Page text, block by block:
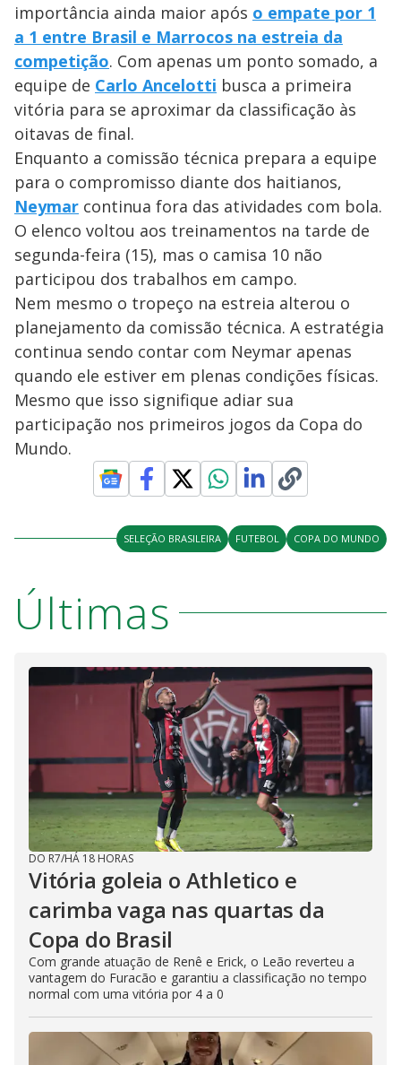
importância ainda maior após o empate por 1
a 1 entre Brasil e Marrocos na estreia da
competição. Com apenas um ponto somado, a
equipe de Carlo Ancelotti busca a primeira
vitória para se aproximar da classificação às
oitavas de final.
Enquanto a comissão técnica prepara a equipe
para o compromisso diante dos haitianos,
Neymar continua fora das atividades com bola.
O elenco voltou aos treinamentos na tarde de
segunda-feira (15), mas o camisa 10 não
participou dos trabalhos em campo.
Nem mesmo o tropeço na estreia alterou o
planejamento da comissão técnica. A estratégia
continua sendo contar com Neymar apenas
quando ele estiver em plenas condições físicas.
Mesmo que isso signifique adiar sua
participação nos primeiros jogos da Copa do
Mundo.
SELEÇÃO BRASILEIRA FUTEBOL COPA DO MUNDO
Últimas
DO R7/HÁ 18 HORAS
Vitória goleia o Athletico e
carimba vaga nas quartas da
Copa do Brasil
Com grande atuação de Renê e Erick, o Leão reverteu a
vantagem do Furacão e garantiu a classificação no tempo
normal com uma vitória por 4 a 0